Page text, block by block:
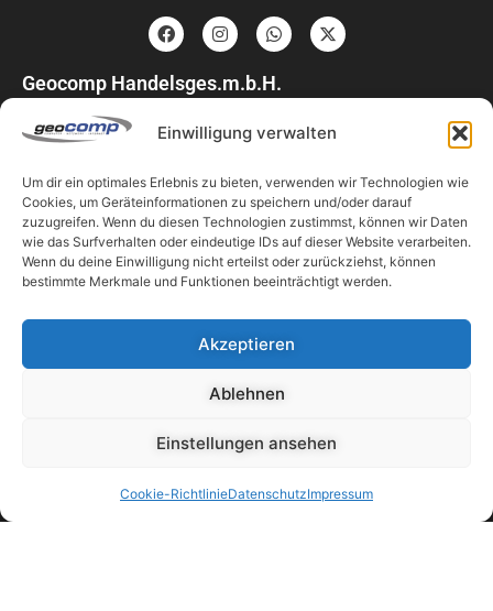
Einwilligung verwalten
Um dir ein optimales Erlebnis zu bieten, verwenden wir Technologien wie
Cookies, um Geräteinformationen zu speichern und/oder darauf
zuzugreifen. Wenn du diesen Technologien zustimmst, können wir Daten
wie das Surfverhalten oder eindeutige IDs auf dieser Website verarbeiten.
Wenn du deine Einwilligung nicht erteilst oder zurückziehst, können
bestimmte Merkmale und Funktionen beeinträchtigt werden.
Akzeptieren
Ablehnen
Einstellungen ansehen
Cookie-RichtlinieDatenschutzImpressum
Geocomp Handelsges.m.b.H.
Feldgasse 17
4840 Vöcklabruck
+43 7672 27777 0
office@geocomp.at
Unternehmen
Links